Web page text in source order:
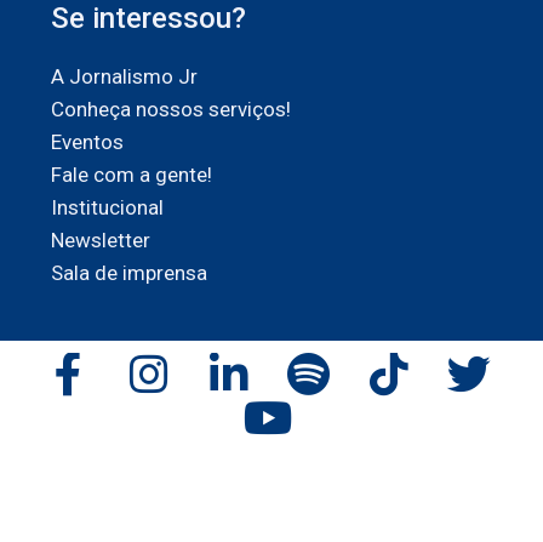
Se interessou?
A Jornalismo Jr
Conheça nossos serviços!
Eventos
Fale com a gente!
Institucional
Newsletter
Sala de imprensa